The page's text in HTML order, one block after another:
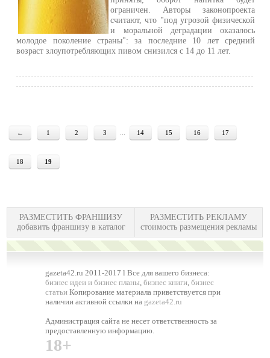
ограничен. Авторы законопроекта
считают, что "под угрозой физической
и моральной деградации оказалось
молодое поколение страны": за последние 10 лет средний
возраст злоупотребляющих пивом снизился с 14 до 11 лет.
← 1 2 3 14 15 16 17
18 19
РАЗМЕСТИТЬ ФРАНШИЗУ
добавить франшизу в каталог
РАЗМЕСТИТЬ РЕКЛАМУ
стоимость размещения рекламы
gazeta42.ru 2011-2017 l Все для вашего бизнеса:
бизнес идеи и бизнес планы,бизнес книги,бизнес
статьи Копирование материала приветствуется при
наличии активной ссылки на gazeta42.ru
Администрация сайта не несет ответственность за
предоставленную информацию.
18+